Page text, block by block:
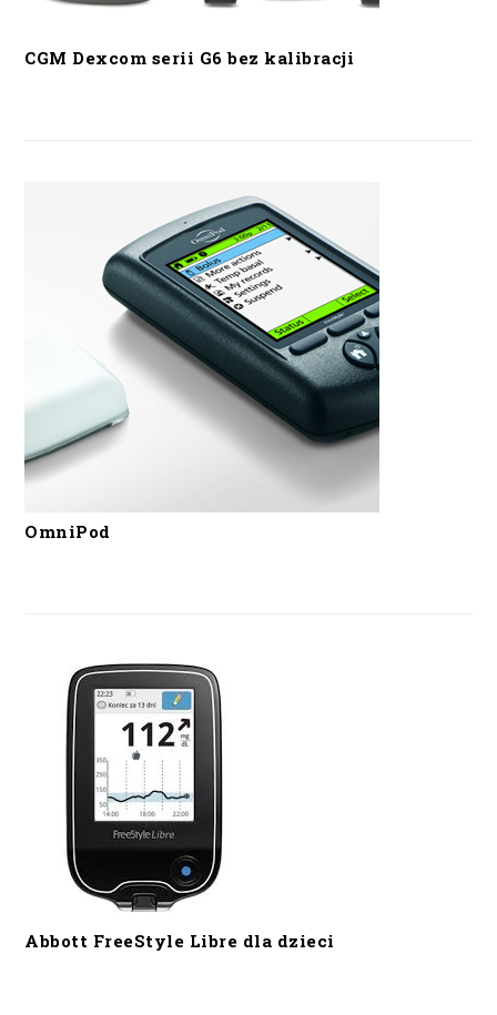
CGM Dexcom serii G6 bez kalibracji
OmniPod
Abbott FreeStyle Libre dla dzieci